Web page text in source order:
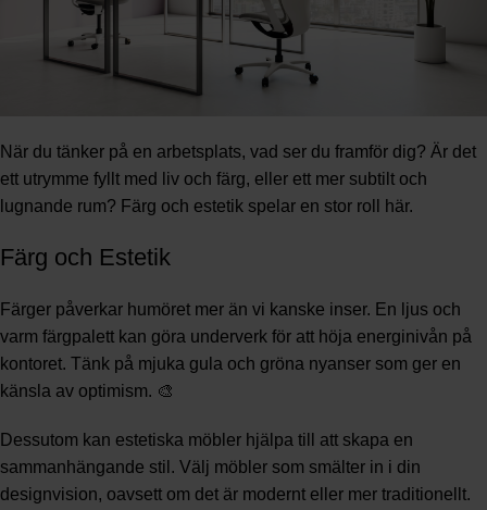
När du tänker på en arbetsplats, vad ser du framför dig? Är det
ett utrymme fyllt med liv och färg, eller ett mer subtilt och
lugnande rum? Färg och estetik spelar en stor roll här.
Färg och Estetik
Färger påverkar humöret mer än vi kanske inser. En ljus och
varm färgpalett kan göra underverk för att höja energinivån på
kontoret. Tänk på mjuka gula och gröna nyanser som ger en
känsla av optimism. 🎨
Dessutom kan estetiska möbler hjälpa till att skapa en
sammanhängande stil. Välj möbler som smälter in i din
designvision, oavsett om det är modernt eller mer traditionellt.